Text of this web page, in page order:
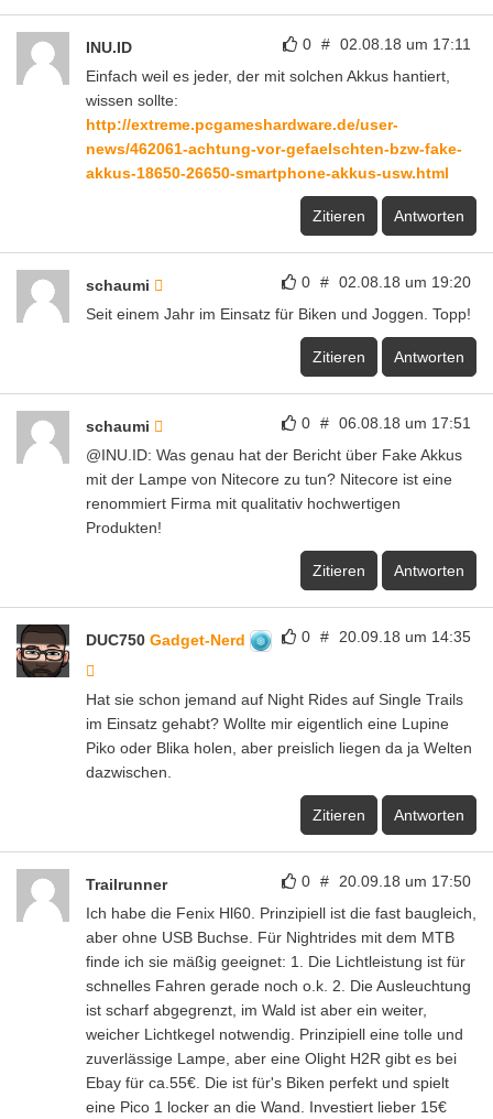
0 # 02.08.18 um 17:11
INU.ID
Einfach weil es jeder, der mit solchen Akkus hantiert,
wissen sollte:
http://extreme.pcgameshardware.de/user-
news/462061-achtung-vor-gefaelschten-bzw-fake-
akkus-18650-26650-smartphone-akkus-usw.html
Zitieren Antworten
0 # 02.08.18 um 19:20
schaumi
Seit einem Jahr im Einsatz für Biken und Joggen. Topp!
Zitieren Antworten
0 # 06.08.18 um 17:51
schaumi
@INU.ID: Was genau hat der Bericht über Fake Akkus
mit der Lampe von Nitecore zu tun? Nitecore ist eine
renommiert Firma mit qualitativ hochwertigen
Produkten!
Zitieren Antworten
0 # 20.09.18 um 14:35
DUC750 Gadget-Nerd
Hat sie schon jemand auf Night Rides auf Single Trails
im Einsatz gehabt? Wollte mir eigentlich eine Lupine
Piko oder Blika holen, aber preislich liegen da ja Welten
dazwischen.
Zitieren Antworten
0 # 20.09.18 um 17:50
Trailrunner
Ich habe die Fenix Hl60. Prinzipiell ist die fast baugleich,
aber ohne USB Buchse. Für Nightrides mit dem MTB
finde ich sie mäßig geeignet: 1. Die Lichtleistung ist für
schnelles Fahren gerade noch o.k. 2. Die Ausleuchtung
ist scharf abgegrenzt, im Wald ist aber ein weiter,
weicher Lichtkegel notwendig. Prinzipiell eine tolle und
zuverlässige Lampe, aber eine Olight H2R gibt es bei
Ebay für ca.55€. Die ist für's Biken perfekt und spielt
eine Pico 1 locker an die Wand. Investiert lieber 15€